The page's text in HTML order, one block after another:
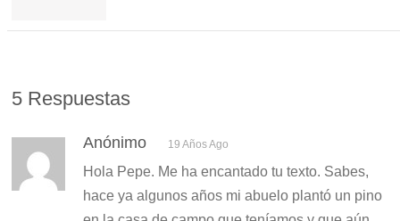
5 Respuestas
Anónimo 19 Años Ago
Hola Pepe. Me ha encantado tu texto. Sabes,
hace ya algunos años mi abuelo plantó un pino